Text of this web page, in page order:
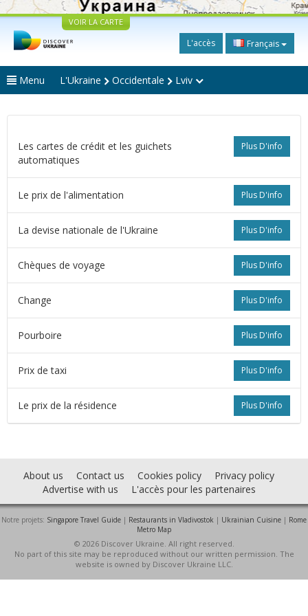
VOIR LA CARTE
L'accès Français
Menu L'Ukraine Occidentale Lviv
Plus D'info
Les cartes de crédit et les guichets
automatiques
Plus D'info
Le prix de l'alimentation
Plus D'info
La devise nationale de l'Ukraine
Plus D'info
Сhèques de voyage
Plus D'info
Change
Plus D'info
Pourboire
Plus D'info
Prix de taxi
Plus D'info
Le prix de la résidence
About us Contact us Cookies policy
Privacy policy
Advertise with us
L'accès pour les partenaires
Notre projets: Singapore Travel Guide | Restaurants in Vladivostok | Ukrainian Cuisine | Rome
Metro Map
© 2026 Discover Ukraine. All right reserved.
No part of this site may be reproduced without our written permission. The
website is owned by Discover Ukraine LLC.